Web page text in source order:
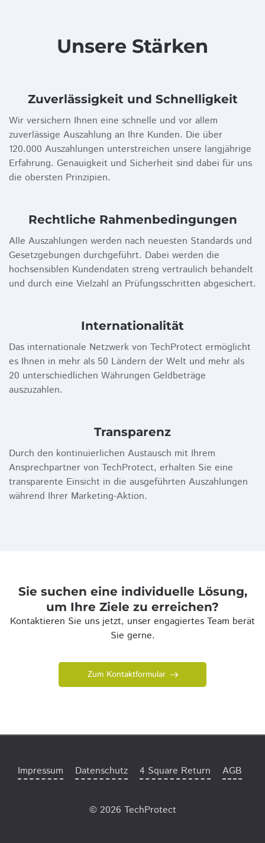
Unsere Stärken
Zuverlässigkeit und Schnelligkeit
Wir versichern Ihnen eine schnelle und vor allem
zuverlässige Auszahlung an Ihre Kunden. Die über
120.000 Auszahlungen unterstreichen unsere langjährige
Erfahrung. Genauigkeit und Sicherheit sind dabei für uns
die obersten Prinzipien.
Rechtliche Rahmen­bedingungen
Alle Auszahlungen werden nach neuesten Standards und
Gesetzgebungen durchgeführt. Dabei werden die
hochsensiblen Kundendaten streng vertraulich behandelt
und durch eine Vielzahl an Prüfungsschritten abgesichert.
Internationalität
Das internationale Netzwerk von TechProtect ermöglicht
es Ihnen in mehr als 50 Ländern der Welt und mehr als
20 unterschiedlichen Währungen Geldbeträge
auszuzahlen.
Transparenz
Durch den kontinuierlichen Austausch mit Ihrem
Ansprechpartner von TechProtect, erhalten Sie eine
transparente Einsicht in die ausgeführten Auszahlungen
während Ihrer Marketing-Aktion.
Sie suchen eine individuelle Lösung,
um Ihre Ziele zu erreichen?
Kontaktieren Sie uns jetzt, unser engagiertes Team berät
Sie gerne.
Zum Kontaktformular
Impressum Datenschutz 4 Square Return AGB
© 2026 TechProtect